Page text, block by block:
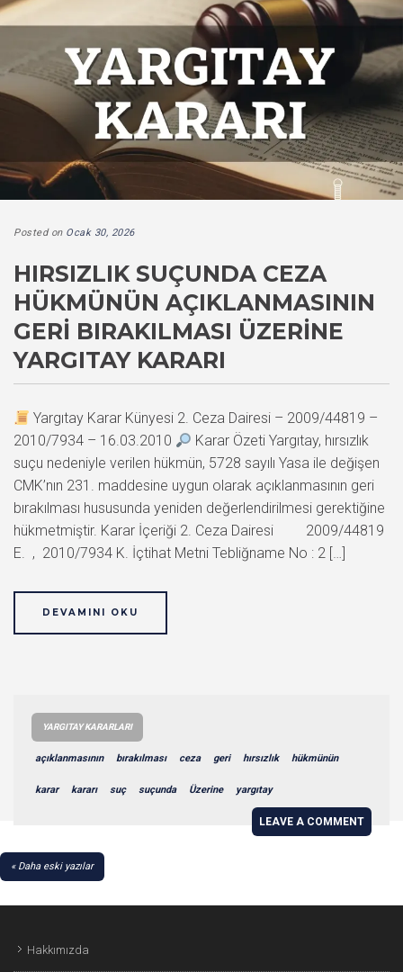
Posted on Ocak 30, 2026
HIRSIZLIK SUÇUNDA CEZA
HÜKMÜNÜN AÇIKLANMASININ
GERI BIRAKILMASI ÜZERINE
YARGITAY KARARI
Yargıtay Karar Künyesi 2. Ceza Dairesi – 2009/44819 –
2010/7934 – 16.03.2010
Karar Özeti Yargıtay, hırsızlık
suçu nedeniyle verilen hükmün, 5728 sayılı Yasa ile değişen
CMK’nın 231. maddesine uygun olarak açıklanmasının geri
bırakılması hususunda yeniden değerlendirilmesi gerektiğine
hükmetmiştir. Karar İçeriği 2. Ceza Dairesi 2009/44819
E. , 2010/7934 K. İçtihat Metni Tebliğname No : 2 […]
DEVAMINI OKU
YARGITAY KARARLARI
açıklanmasının bırakılması ceza geri hırsızlık hükmünün
karar kararı suç suçunda Üzerine yargıtay
LEAVE A COMMENT
YAZI
Daha eski yazılar
Hakkımızda